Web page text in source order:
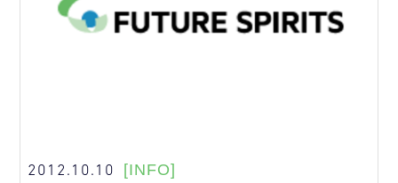
2012.10.10 [INFO]